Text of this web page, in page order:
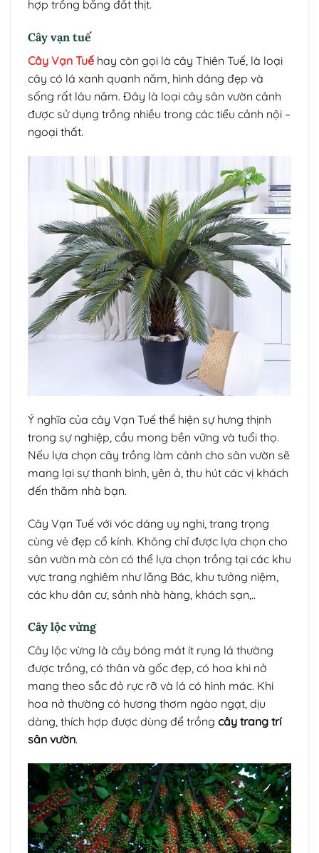
hợp trồng bằng đất thịt.
Cây vạn tuế
Cây Vạn Tuế hay còn gọi là cây Thiên Tuế, là loại
cây có lá xanh quanh năm, hình dáng đẹp và
sống rất lâu năm. Đây là loại cây sân vườn cảnh
được sử dụng trồng nhiều trong các tiểu cảnh nội –
ngoại thất.
Ý nghĩa của cây Vạn Tuế thể hiện sự hưng thịnh
trong sự nghiệp, cầu mong bền vững và tuổi thọ.
Nếu lựa chọn cây trồng làm cảnh cho sân vườn sẽ
mang lại sự thanh bình, yên ả, thu hút các vị khách
đến thăm nhà bạn.
Cây Vạn Tuế với vóc dáng uy nghi, trang trọng
cùng vẻ đẹp cổ kính. Không chỉ được lựa chọn cho
sân vườn mà còn có thể lựa chọn trồng tại các khu
vực trang nghiêm như lăng Bác, khu tưởng niệm,
các khu dân cư, sảnh nhà hàng, khách sạn,..
Cây lộc vừng
Cây lộc vừng là cây bóng mát ít rụng lá thường
được trồng, có thân và gốc đẹp, có hoa khi nở
mang theo sắc đỏ rực rỡ và lá có hình mác. Khi
hoa nở thường có hương thơm ngào ngạt, dịu
dàng, thích hợp được dùng để trồng cây trang trí
sân vườn.